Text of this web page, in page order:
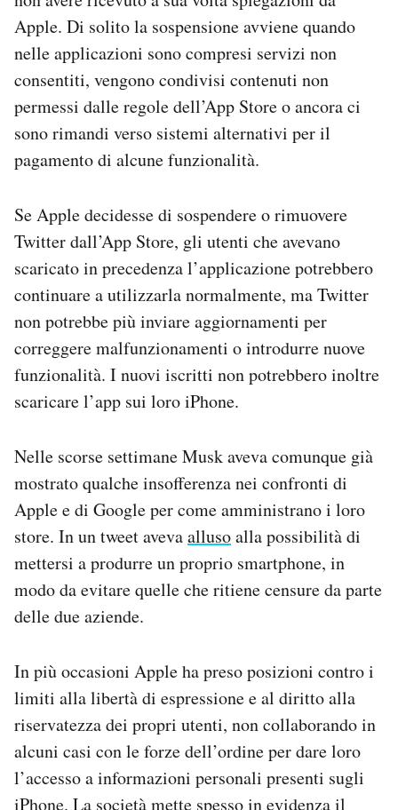
Apple. Di solito la sospensione avviene quando
nelle applicazioni sono compresi servizi non
consentiti, vengono condivisi contenuti non
permessi dalle regole dell’App Store o ancora ci
sono rimandi verso sistemi alternativi per il
pagamento di alcune funzionalità.
Se Apple decidesse di sospendere o rimuovere
Twitter dall’App Store, gli utenti che avevano
scaricato in precedenza l’applicazione potrebbero
continuare a utilizzarla normalmente, ma Twitter
non potrebbe più inviare aggiornamenti per
correggere malfunzionamenti o introdurre nuove
funzionalità. I nuovi iscritti non potrebbero inoltre
scaricare l’app sui loro iPhone.
Nelle scorse settimane Musk aveva comunque già
mostrato qualche insofferenza nei confronti di
Apple e di Google per come amministrano i loro
store. In un tweet avevaallusoalla possibilità di
mettersi a produrre un proprio smartphone, in
modo da evitare quelle che ritiene censure da parte
delle due aziende.
In più occasioni Apple ha preso posizioni contro i
limiti alla libertà di espressione e al diritto alla
riservatezza dei propri utenti, non collaborando in
alcuni casi con le forze dell’ordine per dare loro
l’accesso a informazioni personali presenti sugli
iPhone. La società mette spesso in evidenza il